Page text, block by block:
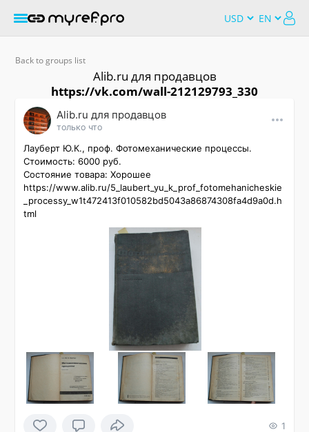
Back to groups list
Alib.ru для продавцов
https://vk.com/wall-212129793_330
Alib.ru для продавцов
только что
Лауберт Ю.К., проф. Фотомеханические процессы.
Стоимость: 6000 руб.
Состояние товара: Хорошее
https://www.alib.ru/5_laubert_yu_k_prof_fotomehanicheskie
_processy_w1t472413f010582bd5043a86874308fa4d9a0d.h
tml
1